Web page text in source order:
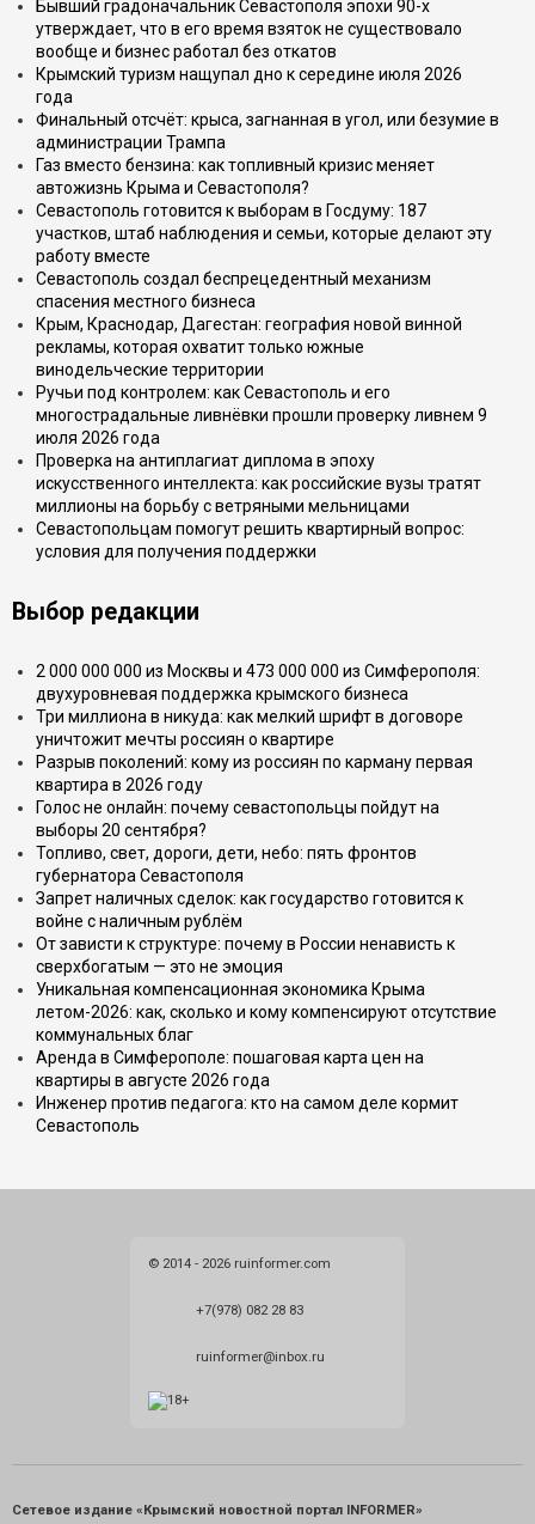
Бывший градоначальник Севастополя эпохи 90-х
утверждает, что в его время взяток не существовало
вообще и бизнес работал без откатов
Крымский туризм нащупал дно к середине июля 2026
года
Финальный отсчёт: крыса, загнанная в угол, или безумие в
администрации Трампа
Газ вместо бензина: как топливный кризис меняет
автожизнь Крыма и Севастополя?
Севастополь готовится к выборам в Госдуму: 187
участков, штаб наблюдения и семьи, которые делают эту
работу вместе
Севастополь создал беспрецедентный механизм
спасения местного бизнеса
Крым, Краснодар, Дагестан: география новой винной
рекламы, которая охватит только южные
винодельческие территории
Ручьи под контролем: как Севастополь и его
многострадальные ливнёвки прошли проверку ливнем 9
июля 2026 года
Проверка на антиплагиат диплома в эпоху
искусственного интеллекта: как российские вузы тратят
миллионы на борьбу с ветряными мельницами
Севастопольцам помогут решить квартирный вопрос:
условия для получения поддержки
Выбор редакции
2 000 000 000 из Москвы и 473 000 000 из Симферополя:
двухуровневая поддержка крымского бизнеса
Три миллиона в никуда: как мелкий шрифт в договоре
уничтожит мечты россиян о квартире
Разрыв поколений: кому из россиян по карману первая
квартира в 2026 году
Голос не онлайн: почему севастопольцы пойдут на
выборы 20 сентября?
Топливо, свет, дороги, дети, небо: пять фронтов
губернатора Севастополя
Запрет наличных сделок: как государство готовится к
войне с наличным рублём
От зависти к структуре: почему в России ненависть к
сверхбогатым — это не эмоция
Уникальная компенсационная экономика Крыма
летом-2026: как, сколько и кому компенсируют отсутствие
коммунальных благ
Аренда в Симферополе: пошаговая карта цен на
квартиры в августе 2026 года
Инженер против педагога: кто на самом деле кормит
Севастополь
© 2014 - 2026 ruinformer.com
+7(978) 082 28 83
ruinformer@inbox.ru
Сетевое издание «Крымский новостной портал INFORMER»